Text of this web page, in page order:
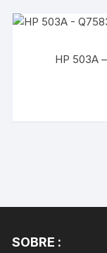
SOBRE :